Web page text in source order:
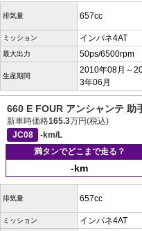
排気量 657cc
ミッション インパネ4AT
最大出力 50ps/6500rpm
生産期間
2010年08月～
3年06月
660 E FOUR アンシャンテ 助
新車時価格165.3万円(税込)
JC08
-km/L
満タンでどこまで走る？
-km
排気量 657cc
ミッション インパネ4AT